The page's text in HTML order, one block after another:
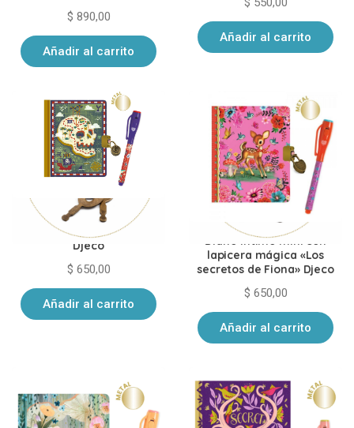
$ 890,00
Añadir al carrito
Añadir al carrito
Diario íntimo mini con
lapicera mágica Piratas de
Djeco
$ 650,00
Añadir al carrito
Diario íntimo mini con
lapicera mágica «Los
secretos de Fiona» Djeco
$ 650,00
Añadir al carrito